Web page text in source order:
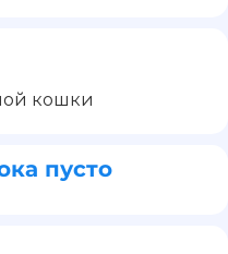
кошки
пусто